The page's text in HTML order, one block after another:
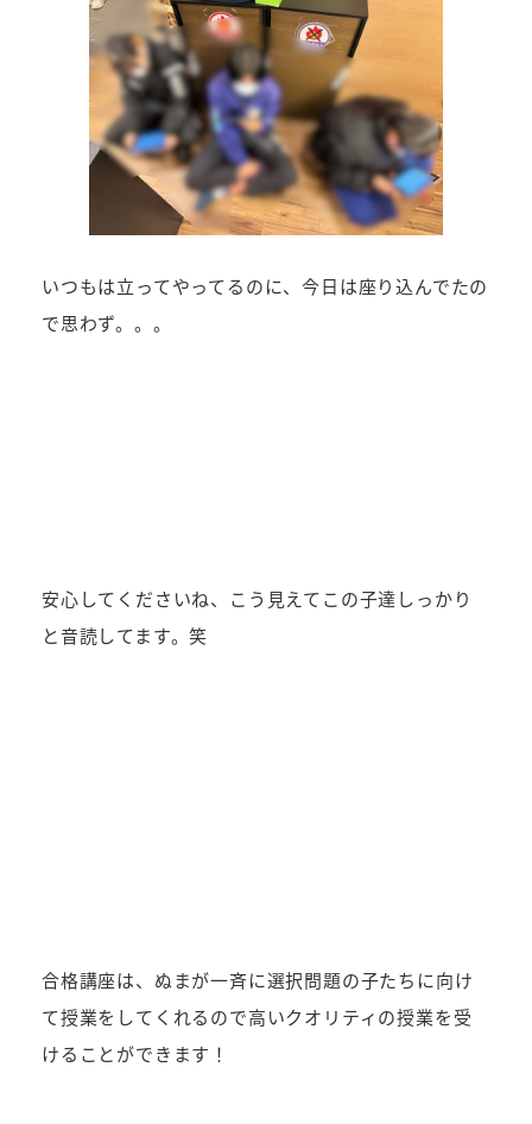
いつもは立ってやってるのに、今日は座り込んでたの
で思わず。。。
安心してくださいね、こう見えてこの子達しっかり
と音読してます。笑
合格講座は、ぬまが一斉に選択問題の子たちに向け
て授業をしてくれるので高いクオリティの授業を受
けることができます！